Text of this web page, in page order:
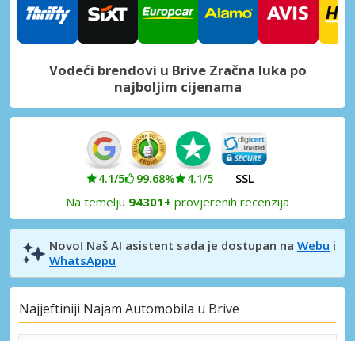
Vodeći brendovi u Brive Zračna luka po
najboljim cijenama
4.1/5 99.68% 4.1/5 SSL
Na temelju 94301+ provjerenih recenzija
Novo! Naš AI asistent sada je dostupan na Webu i
WhatsAppu
Najjeftiniji Najam Automobila u Brive